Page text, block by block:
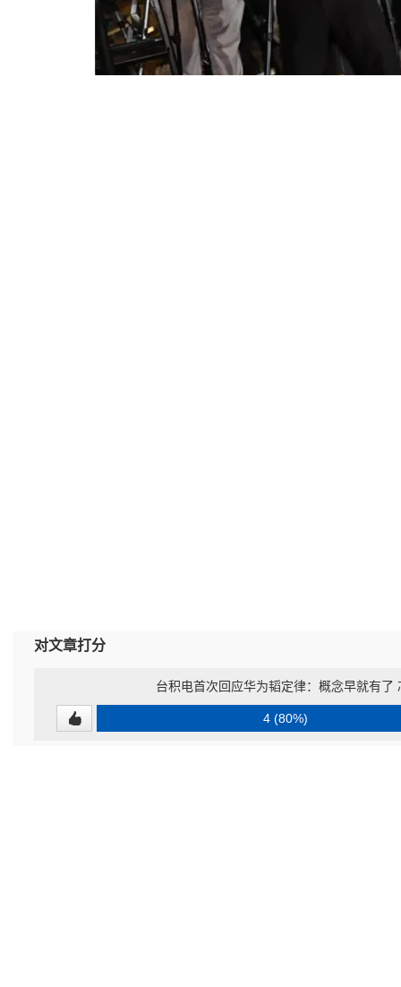
对文章打分
台积电首次回应华为韬定律：概念早就有了
4 (80%)